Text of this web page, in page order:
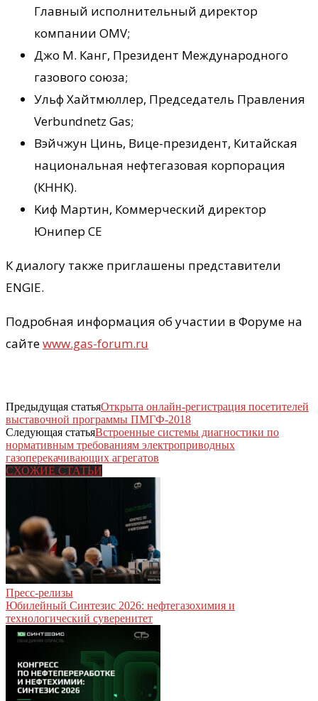
Главный исполнительный директор
компании OMV;
Джо М. Канг, Президент Международного
газового союза;
Ульф Хайтмюллер, Председатель Правления
Verbundnetz Gas;
Вэйчжун Цинь, Вице-президент, Китайская
национальная нефтегазовая корпорация
(КННК).
Kиф Мартин, Коммерческий директор
Юнипер СЕ
К диалогу также приглашены представители
ENGIE.
Подробная информация об участии в Форуме на
сайтеwww.gas-forum.ru
Предыдущая статьяОткрыта онлайн-регистрация посетителей
выставочной программы ПМГФ-2018
Следующая статьяВстроенные системы диагностики по
нормативным требованиям электроприводных
газоперекачивающих агрегатов
СХОЖИЕ СТАТЬИ
Пресс-релизы
Юбилейный Синтезис 2026: нефтегазохимия и
технологический суверенитет